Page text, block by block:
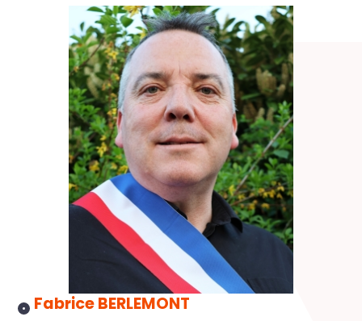
Fabrice BERLEMONT